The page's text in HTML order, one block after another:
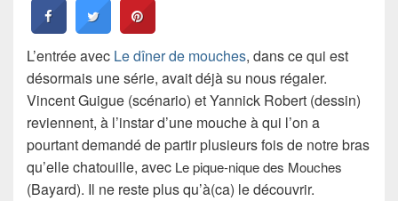
L’entrée avec Le dîner de mouches, dans ce qui est
désormais une série, avait déjà su nous régaler.
Vincent Guigue (scénario) et Yannick Robert (dessin)
reviennent, à l’instar d’une mouche à qui l’on a
pourtant demandé de partir plusieurs fois de notre bras
qu’elle chatouille, avec Le pique-nique des Mouches
(Bayard). Il ne reste plus qu’à(ca) le découvrir.